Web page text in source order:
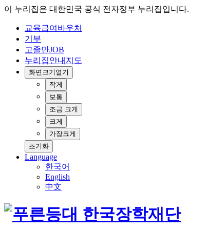
이 누리집은 대한민국 공식 전자정부 누리집입니다.
교육급여바우처
기부
고졸만JOB
누리집안내지도
화면크기 열기
작게
보통
조금 크게
크게
가장크게
초기화
Language
한국어
English
中文